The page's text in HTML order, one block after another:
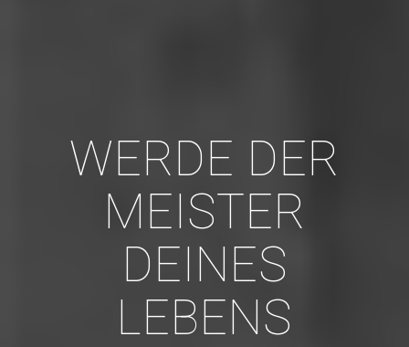
WERDE DER
MEISTER
DEINES
LEBENS